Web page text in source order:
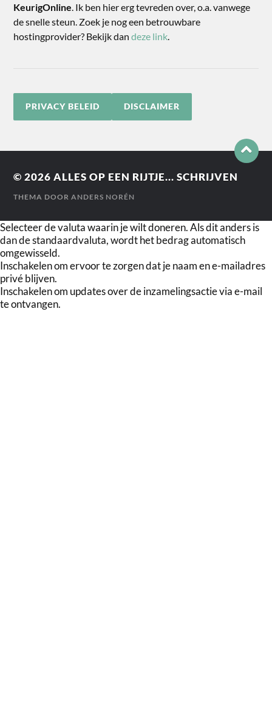
KeurigOnline . Ik ben hier erg tevreden over, o.a. vanwege
de snelle steun. Zoek je nog een betrouwbare
hostingprovider? Bekijk dandeze link
PRIVACY BELEID DISCLAIMER
© 2026ALLES OP EEN RIJTJE... SCHRIJVEN
THEMA DOORANDERS NORÉN
Selecteer de valuta waarin je wilt doneren. Als dit anders is
dan de standaardvaluta, wordt het bedrag automatisch
omgewisseld.
Inschakelen om ervoor te zorgen dat je naam en e-mailadres
privé blijven.
Inschakelen om updates over de inzamelingsactie via e-mail
te ontvangen.